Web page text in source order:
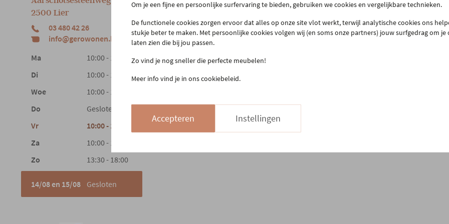
2500 Lier
03 480 42 26
info@gerowonen.be
Ma
10:00 - 18:30
Di
10:00 - 18:30
Woe
10:00 - 18:30
Do
Gesloten
Vr
10:00 - 18:30
Za
10:00 - 18:00
Zo
13:30 - 18:00
14/08 en 15/08 Gesloten
Retourneren
Laagsteprijsgarantie
03 480 42 26
Stuur ons een bericht
Gero.Totaalinrichting
Om je een fijne en persoonlijke surfervaring te bieden, gebruiken we cookies en vergelijkbare technieken.
De functionele cookies zorgen ervoor dat alles op onze site vlot werkt, terwijl analytische cookies ons
stukje beter te maken. Met persoonlijke cookies volgen wij (en soms onze partners) jouw surfgedrag om
laten zien die bij jou passen.
Zo vind je nog sneller die perfecte meubelen!
Meer info vind je in ons cookiebeleid.
Accepteren Instellingen